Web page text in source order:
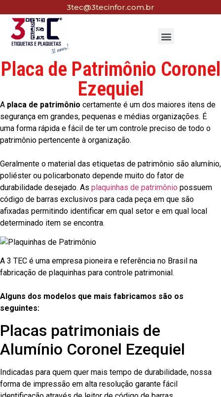
3tec@3tecinfor.com.br
Placa de Patrimônio Coronel
Ezequiel
A placa de patrimônio certamente é um dos maiores itens de
segurança em grandes, pequenas e médias organizações. É
uma forma rápida e fácil de ter um controle preciso de todo o
patrimônio pertencente à organização.
Geralmente o material das etiquetas de patrimônio são alumínio,
poliéster ou policarbonato depende muito do fator de
durabilidade desejado. As plaquinhas de patrimônio possuem
código de barras exclusivos para cada peça em que são
afixadas permitindo identificar em qual setor e em qual local
determinado item se encontra.
A 3 TEC é uma empresa pioneira e referência no Brasil na
fabricação de plaquinhas para controle patrimonial.
Alguns dos modelos que mais fabricamos são os
seguintes:
Placas patrimoniais de
Alumínio Coronel Ezequiel
Indicadas para quem quer mais tempo de durabilidade, nossa
forma de impressão em alta resolução garante fácil